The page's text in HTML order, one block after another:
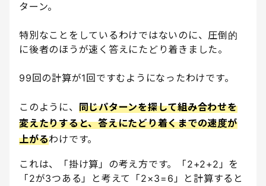
ターン。
特別なことをしているわけではないのに、圧倒的
に後者のほうが速く答えにたどり着きました。
99回の計算が1回ですむようになったわけです。
このように、 同じパターンを探して組み合わせを
変えたりすると、答えにたどり着くまでの速度が
上がるわけです。
これは、「掛け算」の考え方です。「2+2+2」を
「2が3つある」と考えて「2×3=6」と計算すると